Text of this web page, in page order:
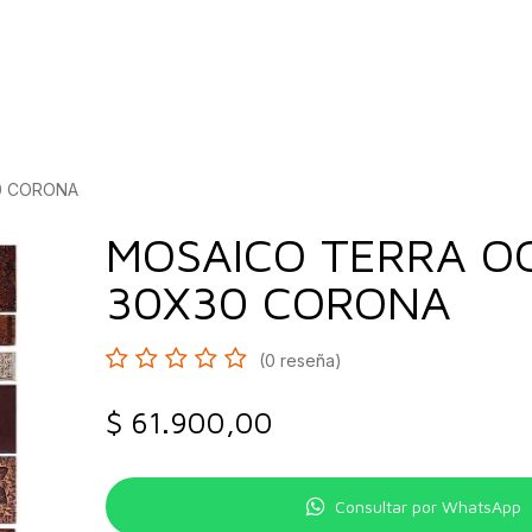
CORONA
MOSAICO TERRA
30X30 CORONA
(0 reseña)
$ 61.900,00
Consultar por WhatsApp